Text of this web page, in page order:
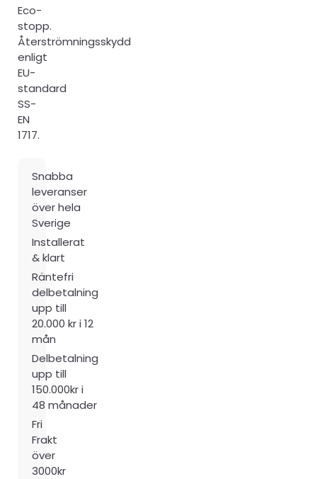
Eco-
stopp.
Återströmningsskydd
enligt
EU-
standard
SS-
EN
1717.
Snabba
leveranser
över hela
Sverige
Installerat
& klart
Räntefri
delbetalning
upp till
20.000 kr i 12
mån
Delbetalning
upp till
150.000kr i
48 månader
Fri
Frakt
över
3000kr